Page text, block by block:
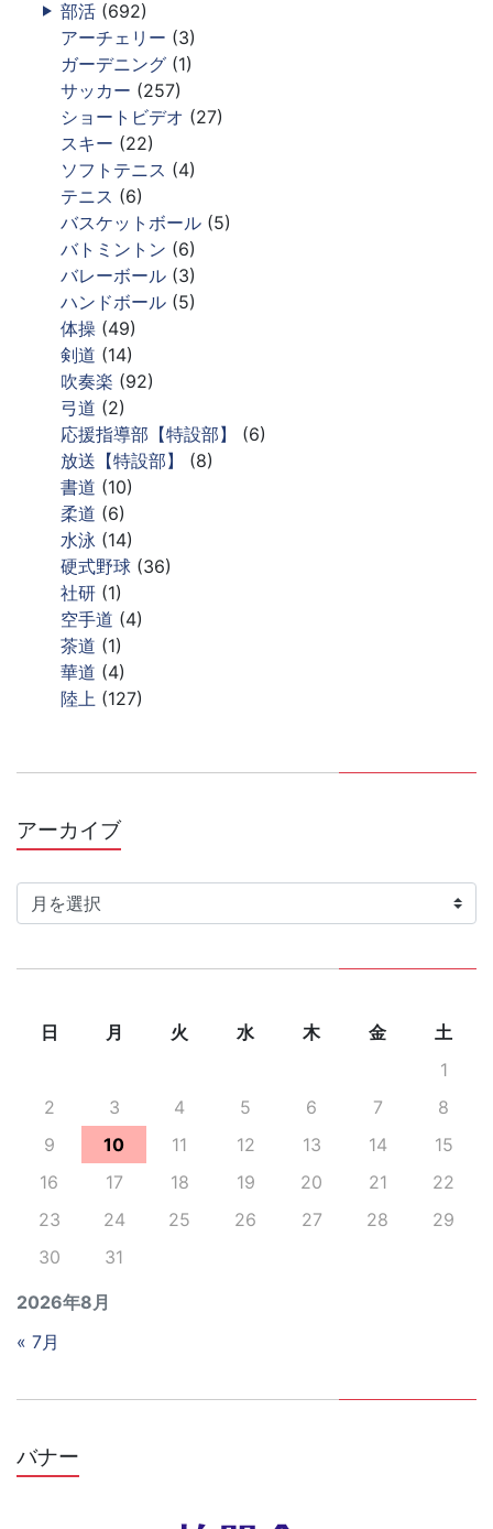
部活 (692)
アーチェリー (3)
ガーデニング (1)
サッカー (257)
ショートビデオ (27)
スキー (22)
ソフトテニス (4)
テニス (6)
バスケットボール (5)
バトミントン (6)
バレーボール (3)
ハンドボール (5)
体操 (49)
剣道 (14)
吹奏楽 (92)
弓道 (2)
応援指導部【特設部】
(6)
放送【特設部】
(8)
書道 (10)
柔道 (6)
水泳 (14)
硬式野球 (36)
社研 (1)
空手道 (4)
茶道 (1)
華道 (4)
陸上 (127)
アーカイブア
ー
カ
2026年8月
日 月 火 水 木 金
土
1
2
3 4 5 6 7
8
9
10 11 12 13 14
15
16
17 18 19 20 21
22
23
24 25 26 27 28
29
30
31
« 7月
バナー